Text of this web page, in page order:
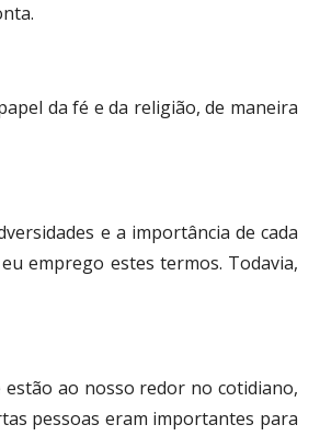
da fé e da religião, de maneira
e a importância de cada
emprego estes termos. Todavia,
estão ao nosso redor no cotidiano,
pessoas eram importantes para